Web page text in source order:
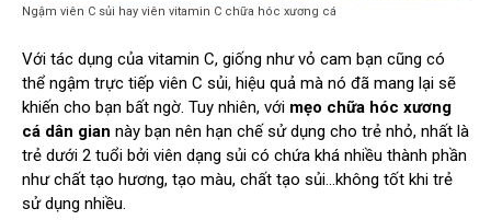
Ngậm viên C sủi hay viên vitamin C chữa hóc xương cá
Với tác dụng của vitamin C, giống như vỏ cam bạn cũng có
thể ngậm trực tiếp viên C sủi, hiệu quả mà nó đã mang lại sẽ
khiến cho bạn bất ngờ. Tuy nhiên, với mẹo chữa hóc xương
cá dân gian này bạn nên hạn chế sử dụng cho trẻ nhỏ, nhất là
trẻ dưới 2 tuổi bởi viên dạng sủi có chứa khá nhiều thành phần
như chất tạo hương, tạo màu, chất tạo sủi…không tốt khi trẻ
sử dụng nhiều.